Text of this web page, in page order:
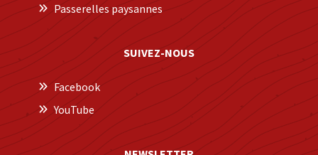
Passerelles paysannes
SUIVEZ-NOUS
Facebook
YouTube